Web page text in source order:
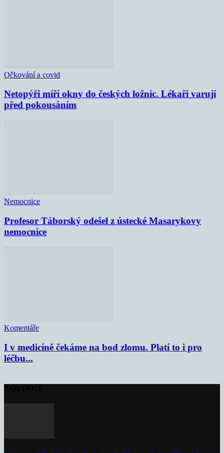
Očkování a covid
Netopýři míří okny do českých ložnic. Lékaři varují
před pokousáním
Nemocnice
Profesor Táborský odešel z ústecké Masarykovy
nemocnice
Komentáře
I v medicíně čekáme na bod zlomu. Platí to i pro
léčbu...